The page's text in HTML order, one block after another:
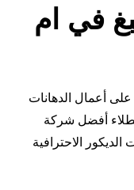
في ام
أعمال الدهانات
أفضل شركة
الاحترافية